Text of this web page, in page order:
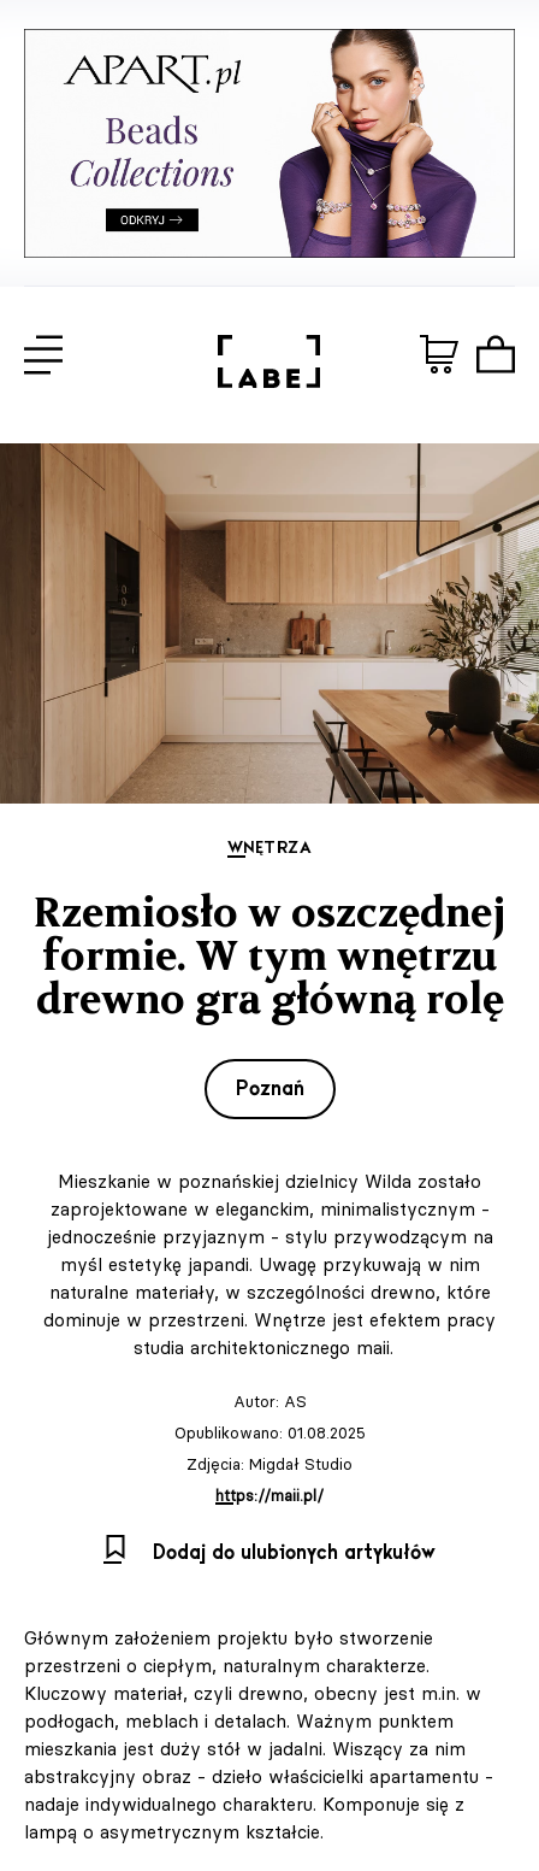
WNĘTRZA
Rzemiosło w oszczędnej
formie. W tym wnętrzu
drewno gra główną rolę
Poznań
Mieszkanie w poznańskiej dzielnicy Wilda zostało
zaprojektowane w eleganckim, minimalistycznym -
jednocześnie przyjaznym - stylu przywodzącym na
myśl estetykę japandi. Uwagę przykuwają w nim
naturalne materiały, w szczególności drewno, które
dominuje w przestrzeni. Wnętrze jest efektem pracy
studia architektonicznego maii.
Autor: AS
Opublikowano: 01.08.2025
Zdjęcia: Migdał Studio
https://maii.pl/
Dodaj do ulubionych artykułów
Głównym założeniem projektu było stworzenie
przestrzeni o ciepłym, naturalnym charakterze.
Kluczowy materiał, czyli drewno, obecny jest m.in. w
podłogach, meblach i detalach. Ważnym punktem
mieszkania jest duży stół w jadalni. Wiszący za nim
abstrakcyjny obraz - dzieło właścicielki apartamentu -
nadaje indywidualnego charakteru. Komponuje się z
lampą o asymetrycznym kształcie.